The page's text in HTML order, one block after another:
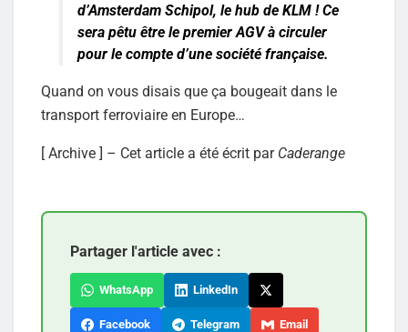
d’Amsterdam Schipol, le hub de KLM ! Ce
sera pêtu être le premier AGV à circuler
pour le compte d’une société française.
Quand on vous disais que ça bougeait dans le
transport ferroviaire en Europe…
[ Archive ] – Cet article a été écrit par Caderange
Partager l'article avec :
WhatsApp LinkedIn
Facebook Telegram Email